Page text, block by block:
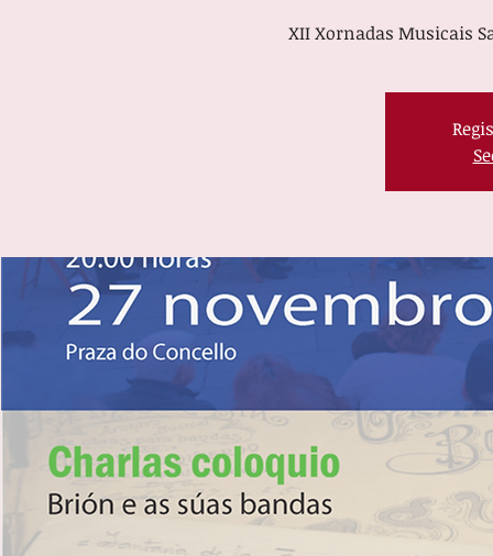
XII Xornadas Musicais